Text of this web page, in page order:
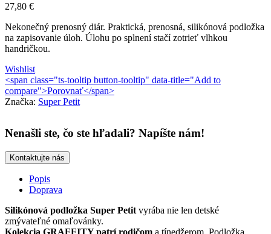
27,80 €
Nekonečný prenosný diár. Praktická, prenosná, silikónová podložka
na zapisovanie úloh. Úlohu po splnení stačí zotrieť vlhkou
handričkou.
Wishlist
<span class="ts-tooltip button-tooltip" data-title="Add to
compare">Porovnať</span>
Značka: Super Petit
Nenašli ste, čo ste hľadali? Napíšte nám!
Kontaktujte nás
Popis
Doprava
Silikónová podložka Super Petit vyrába nie len detské
zmývateľné omaľovánky.
Kolekcia GRAFFITY patrí rodičom a tínedžerom. Podložka